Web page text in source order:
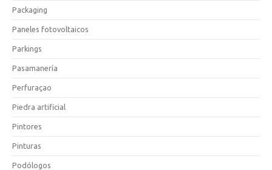
Packaging
Paneles fotovoltaicos
Parkings
Pasamanería
Perfuraçao
Piedra artificial
Pintores
Pinturas
Podólogos